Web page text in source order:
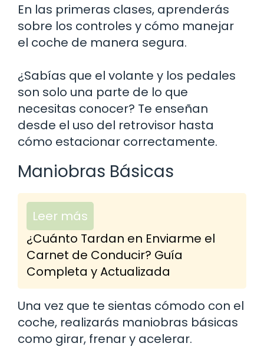
En las primeras clases, aprenderás
sobre los controles y cómo manejar
el coche de manera segura.
¿Sabías que el volante y los pedales
son solo una parte de lo que
necesitas conocer? Te enseñan
desde el uso del retrovisor hasta
cómo estacionar correctamente.
Maniobras Básicas
Leer más
¿Cuánto Tardan en Enviarme el
Carnet de Conducir? Guía
Completa y Actualizada
Una vez que te sientas cómodo con el
coche, realizarás maniobras básicas
como girar, frenar y acelerar.